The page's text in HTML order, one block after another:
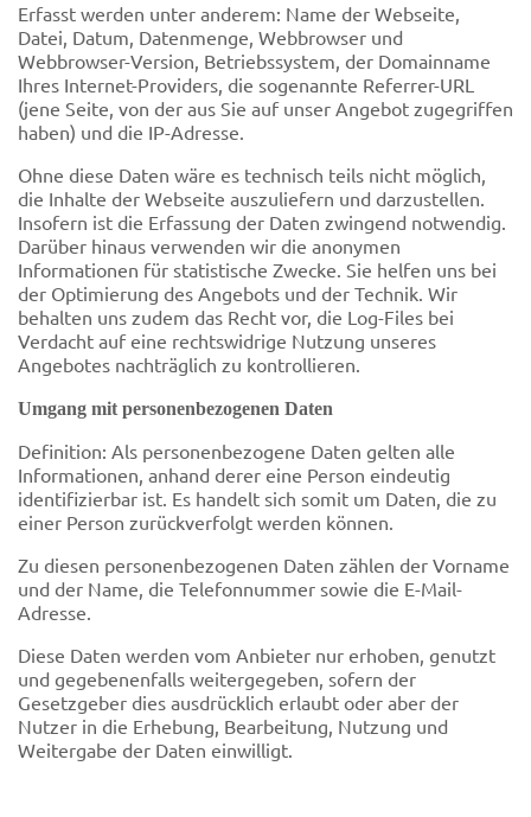
Erfasst werden unter anderem: Name der Webseite,
Datei, Datum, Datenmenge, Webbrowser und
Webbrowser-Version, Betriebssystem, der Domainname
Ihres Internet-Providers, die sogenannte Referrer-URL
(jene Seite, von der aus Sie auf unser Angebot zugegriffen
haben) und die IP-Adresse.
Ohne diese Daten wäre es technisch teils nicht möglich,
die Inhalte der Webseite auszuliefern und darzustellen.
Insofern ist die Erfassung der Daten zwingend notwendig.
Darüber hinaus verwenden wir die anonymen
Informationen für statistische Zwecke. Sie helfen uns bei
der Optimierung des Angebots und der Technik. Wir
behalten uns zudem das Recht vor, die Log-Files bei
Verdacht auf eine rechtswidrige Nutzung unseres
Angebotes nachträglich zu kontrollieren.
Umgang mit personenbezogenen Daten
Definition: Als personenbezogene Daten gelten alle
Informationen, anhand derer eine Person eindeutig
identifizierbar ist. Es handelt sich somit um Daten, die zu
einer Person zurückverfolgt werden können.
Zu diesen personenbezogenen Daten zählen der Vorname
und der Name, die Telefonnummer sowie die E-Mail-
Adresse.
Diese Daten werden vom Anbieter nur erhoben, genutzt
und gegebenenfalls weitergegeben, sofern der
Gesetzgeber dies ausdrücklich erlaubt oder aber der
Nutzer in die Erhebung, Bearbeitung, Nutzung und
Weitergabe der Daten einwilligt.